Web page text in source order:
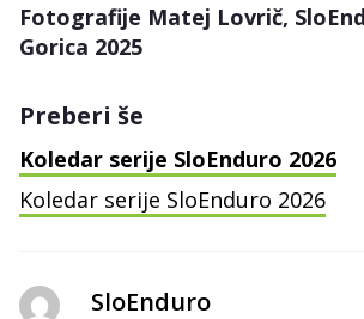
Fotografije Matej Lovrič,
Gorica 2025
Preberi še
Koledar serije SloEnduro 2026
Koledar serije SloEnduro 2026
SloEnduro